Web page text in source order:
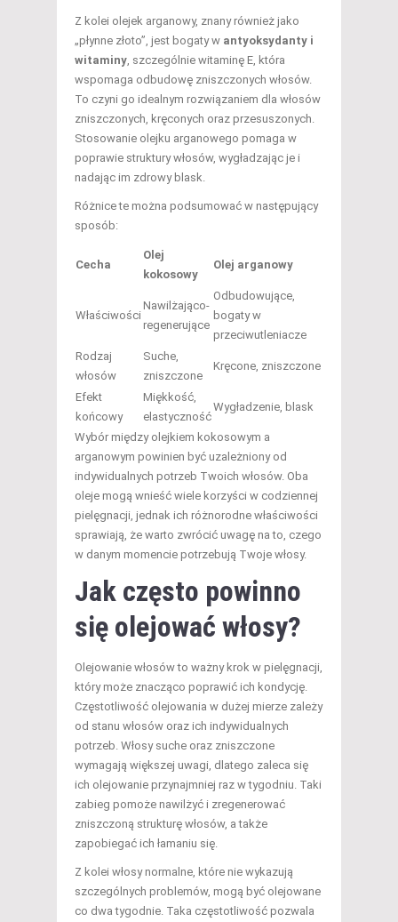
Z kolei olejek arganowy, znany również jako
„płynne złoto”, jest bogaty w antyoksydanty i
witaminy , szczególnie witaminę E, która
wspomaga odbudowę zniszczonych włosów.
To czyni go idealnym rozwiązaniem dla włosów
zniszczonych, kręconych oraz przesuszonych.
Stosowanie olejku arganowego pomaga w
poprawie struktury włosów, wygładzając je i
nadając im zdrowy blask.
Różnice te można podsumować w następujący
sposób:
Cecha
Olej
kokosowy
Olej arganowy
Właściwości
Nawilżająco-
regenerujące
Odbudowujące,
bogaty w
przeciwutleniacze
Rodzaj
włosów
Suche,
zniszczone
Kręcone, zniszczone
Efekt
końcowy
Miękkość,
elastyczność
Wygładzenie, blask
Wybór między olejkiem kokosowym a
arganowym powinien być uzależniony od
indywidualnych potrzeb Twoich włosów. Oba
oleje mogą wnieść wiele korzyści w codziennej
pielęgnacji, jednak ich różnorodne właściwości
sprawiają, że warto zwrócić uwagę na to, czego
w danym momencie potrzebują Twoje włosy.
Jak często powinno
się olejować włosy?
Olejowanie włosów to ważny krok w pielęgnacji,
który może znacząco poprawić ich kondycję.
Częstotliwość olejowania w dużej mierze zależy
od stanu włosów oraz ich indywidualnych
potrzeb. Włosy suche oraz zniszczone
wymagają większej uwagi, dlatego zaleca się
ich olejowanie przynajmniej raz w tygodniu. Taki
zabieg pomoże nawilżyć i zregenerować
zniszczoną strukturę włosów, a także
zapobiegać ich łamaniu się.
Z kolei włosy normalne, które nie wykazują
szczególnych problemów, mogą być olejowane
co dwa tygodnie. Taka częstotliwość pozwala